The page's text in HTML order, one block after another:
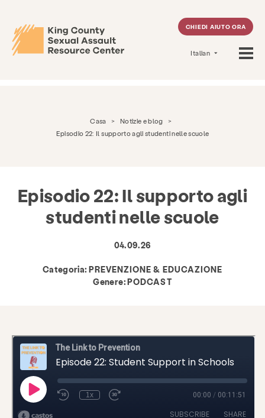
CHIEDI AIUTO ORA
Italian
Casa > Notizie e blog
>
Episodio 22: Il supporto agli studenti nelle scuole
Episodio 22: Il supporto agli
studenti nelle scuole
04.09.26
Categoria: PREVENZIONE & EDUCAZIONE
Genere:PODCAST